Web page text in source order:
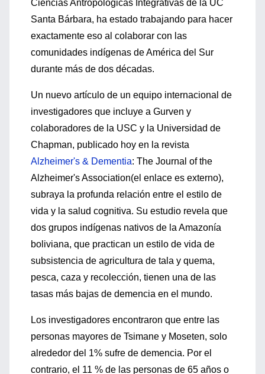
Ciencias Antropológicas Integrativas de la UC
Santa Bárbara, ha estado trabajando para hacer
exactamente eso al colaborar con las
comunidades indígenas de América del Sur
durante más de dos décadas.
Un nuevo artículo de un equipo internacional de
investigadores que incluye a Gurven y
colaboradores de la USC y la Universidad de
Chapman, publicado hoy en la revista
Alzheimer's & Dementia: The Journal of the
Alzheimer's Association(el enlace es externo),
subraya la profunda relación entre el estilo de
vida y la salud cognitiva. Su estudio revela que
dos grupos indígenas nativos de la Amazonía
boliviana, que practican un estilo de vida de
subsistencia de agricultura de tala y quema,
pesca, caza y recolección, tienen una de las
tasas más bajas de demencia en el mundo.
Los investigadores encontraron que entre las
personas mayores de Tsimane y Moseten, solo
alrededor del 1% sufre de demencia. Por el
contrario, el 11 % de las personas de 65 años o